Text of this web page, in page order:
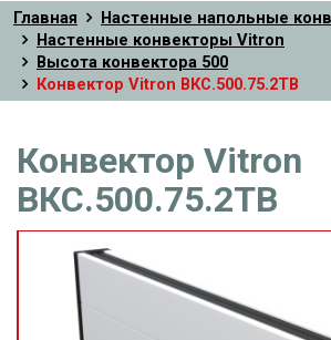
Главная
Настенные напольные
Настенные конвекторы Vitron
Высота конвектора 500
Конвектор Vitron ВКС.500.75.2ТВ
Конвектор Vitron
ВКС.500.75.2ТВ